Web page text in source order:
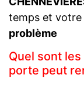
temps et
problème
Quel sont
porte peut